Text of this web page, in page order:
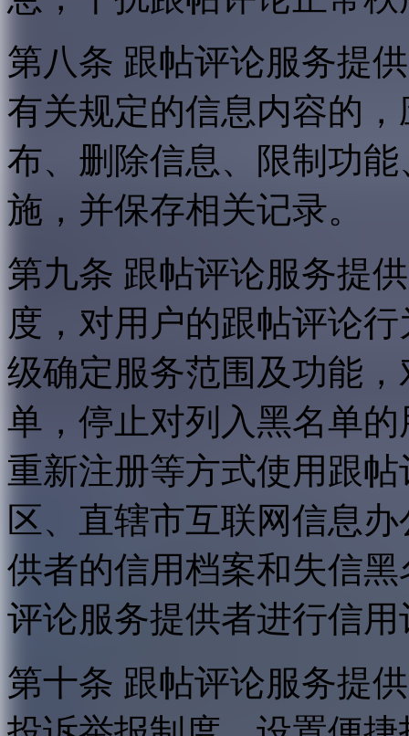
第八条 跟帖评论服务提
有关规定的信息内容的
布、删除信息、限制功
施，并保存相关记录。
第九条 跟帖评论服务提
度，对用户的跟帖评论
级确定服务范围及功能
单，停止对列入黑名单
重新注册等方式使用跟
区、直辖市互联网信息
供者的信用档案和失信
评论服务提供者进行信用
第十条 跟帖评论服务提